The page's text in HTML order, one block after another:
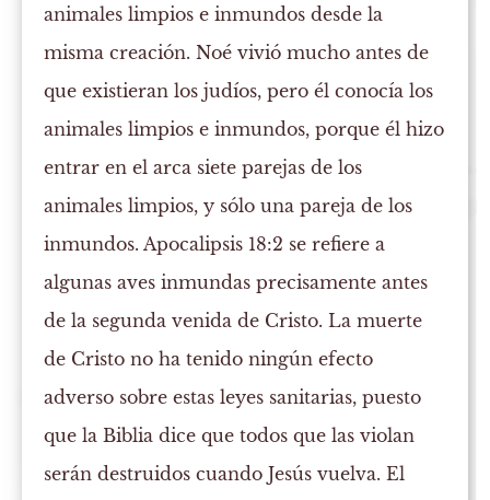
animales limpios e inmundos desde la
misma creación. Noé vivió mucho antes de
que existieran los judíos, pero él conocía los
animales limpios e inmundos, porque él hizo
entrar en el arca siete parejas de los
animales limpios, y sólo una pareja de los
inmundos. Apocalipsis 18:2 se refiere a
algunas aves inmundas precisamente antes
de la segunda venida de Cristo. La muerte
de Cristo no ha tenido ningún efecto
adverso sobre estas leyes sanitarias, puesto
que la Biblia dice que todos que las violan
serán destruidos cuando Jesús vuelva. El